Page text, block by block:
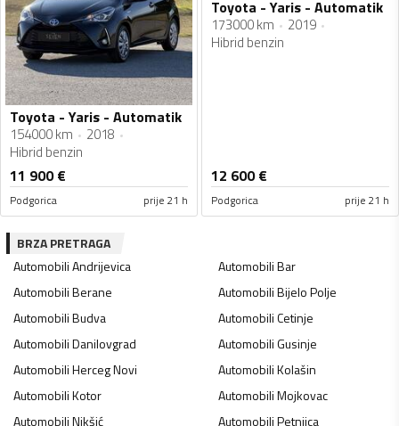
Toyota - Yaris - Automatik
154000 km
2018
Hibrid benzin
11 900€
Podgorica prije 21 h
Toyota - Yaris - Automatik
173000 km
2019
Hibrid benzin
12 600€
Podgorica prije 21 h
BRZA PRETRAGA
AutomobiliAndrijevica AutomobiliBar
AutomobiliBerane AutomobiliBijelo Polje
AutomobiliBudva AutomobiliCetinje
AutomobiliDanilovgrad AutomobiliGusinje
AutomobiliHerceg Novi AutomobiliKolašin
AutomobiliKotor AutomobiliMojkovac
AutomobiliNikšić AutomobiliPetnjica